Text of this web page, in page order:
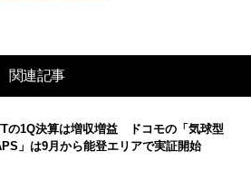
関連記事
の1Q決算は増収増益 ドコモの「気球型
」は9月から能登エリアで実証開始